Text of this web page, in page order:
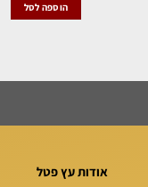
הוספה לסל
אודות עץ פטל